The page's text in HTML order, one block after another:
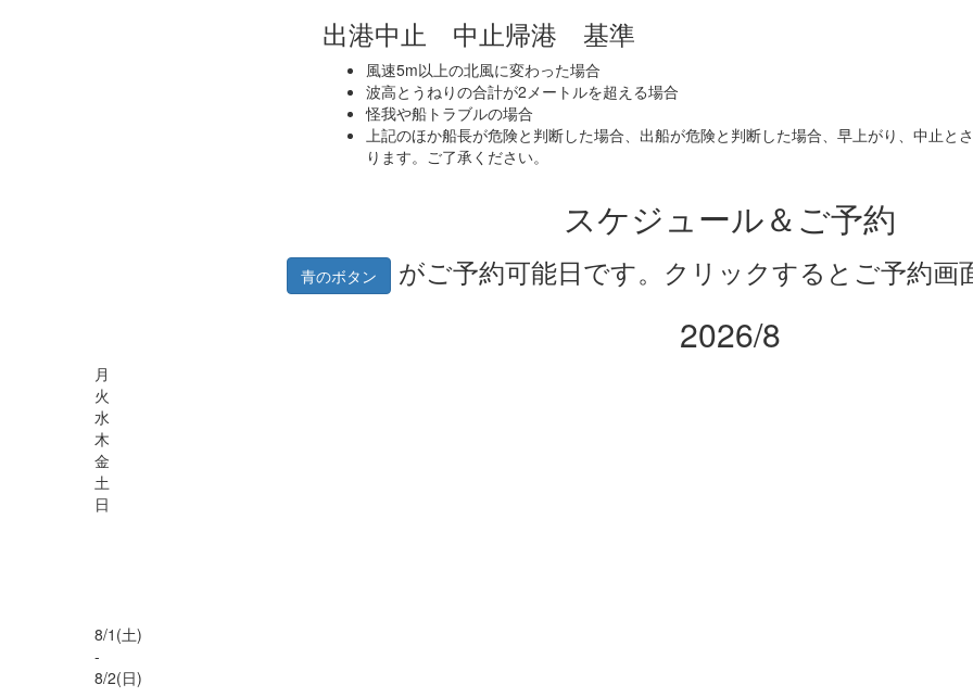
出港中止 中止帰港 基準
風速5m以上の北風に変わった場合
波高とうねりの合計が2メートルを超える場合
怪我や船トラブルの場合
上記のほか船長が危険と判断した場合、出船が危険と判断した場合、早上がり、中止と
ります。ご了承ください。
スケジュール＆ご予約
青のボタン がご予約可能日です。クリックするとご予約画
2026/8
月
火
水
木
金
土
日
8/1 (土)
-
8/2(日)